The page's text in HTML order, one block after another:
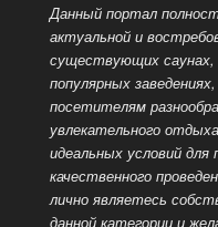
Данный портал
актуальной и
существующих саунах,
популярных
посетителям
увлекательного
идеальных условий для
качественного
лично являетесь
данной категории и